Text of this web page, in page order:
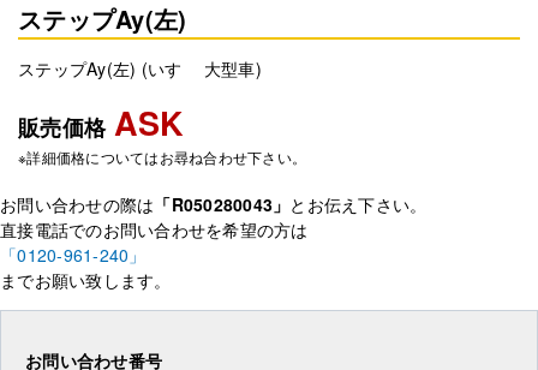
ステップAy(左)
ステップAy(左) (いすゞ 大型車)
販売価格 ASK
※詳細価格についてはお尋ね合わせ下さい。
お問い合わせの際は 「R050280043」 とお伝え下さい。
直接電話でのお問い合わせを希望の方は
「0120-961-240」
までお願い致します。
お問い合わせ番号